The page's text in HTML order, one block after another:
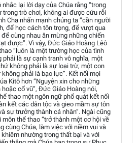
lại lời dạy của Chúa rằng “trong
trong trò chơi, không ai được cứu rỗi
Cha nhấn mạnh chúng ta “cần người
để học cách tôn trọng, để vượt qua
cùng nhau ăn mừng những chiến
được”. Vì vậy, Đức Giáo Hoàng Lêô
“luôn là một trường học của tình
phải là sự cạnh tranh vô nghĩa, một
không phải là sự loại trừ, một con
phải là bạo lực”. Kết nối mọi
Kitô hơn “Nguyện xin cho những
cổ vũ”, Đức Giáo Hoàng nói,
thao một ngôn ngữ phổ quát kết nối
kết các dân tộc và gieo mầm sự tôn
sự trưởng thành cá nhân”. Ngài cũng
thể thao “trở thành một cơ hội về
cùng Chúa, làm việc với niềm vui và
nhường trong thất bại và với